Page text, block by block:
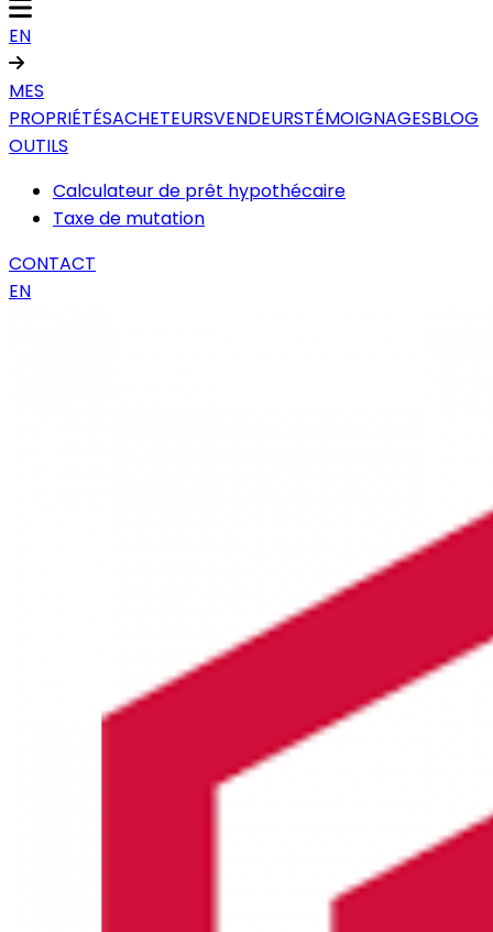
EN
MES
PROPRIÉTÉSACHETEURSVENDEURSTÉMOIGNAGESBLOG
OUTILS
Calculateur de prêt hypothécaire
Taxe de mutation
CONTACT
EN